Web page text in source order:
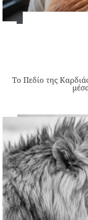
Το Πεδίο της